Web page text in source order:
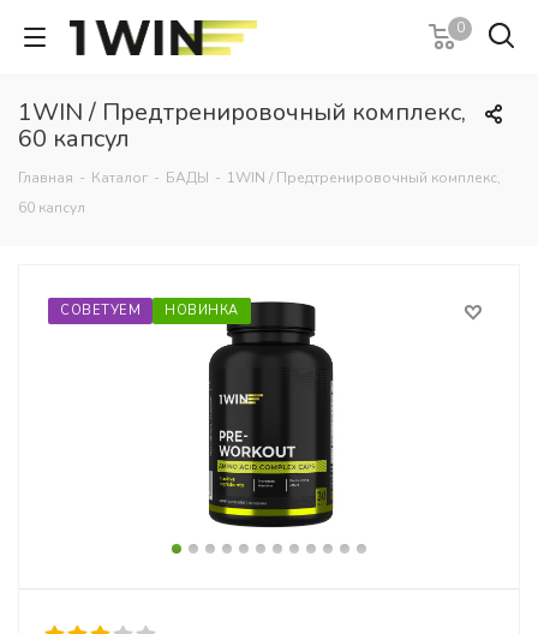
0
1WIN / Предтренировочный комплекс,
60 капсул
Главная - Каталог - БАДЫ - 1WIN / Предтренировочный комплекс,
60 капсул
СОВЕТУЕМ НОВИНКА